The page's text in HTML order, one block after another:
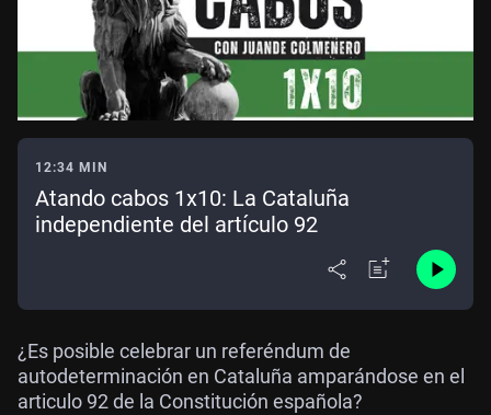
12:34 MIN
Atando cabos 1x10: La Cataluña
independiente del artículo 92
¿Es posible celebrar un referéndum de
autodeterminación en Cataluña amparándose en el
articulo 92 de la Constitución española?